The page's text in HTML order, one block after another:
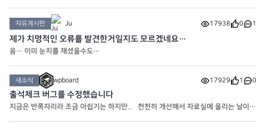
자유게시판 Ju 17938 0 1
제가 치명적인 오류를 발견한거일지도 모르겠네요…
음… 이미 눈치를 채셨을수도…
새소식 wpboard 17929 1 0
출석체크 버그를 수정했습니다
지금은 반쪽자리라 조금 아쉽기는 하지만.. 천천히 개선해서 자료실에 올리는 날이